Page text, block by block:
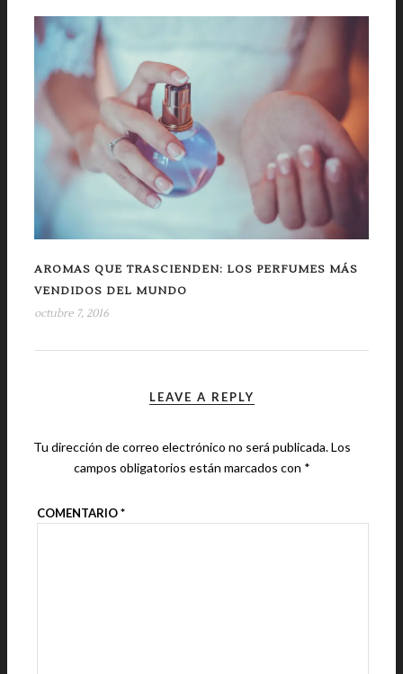
AROMAS QUE TRASCIENDEN: LOS PERFUMES MÁS
VENDIDOS DEL MUNDO
octubre 7, 2016
LEAVE A REPLY
Tu dirección de correo electrónico no será publicada.Los
campos obligatorios están marcados con *
COMENTARIO*